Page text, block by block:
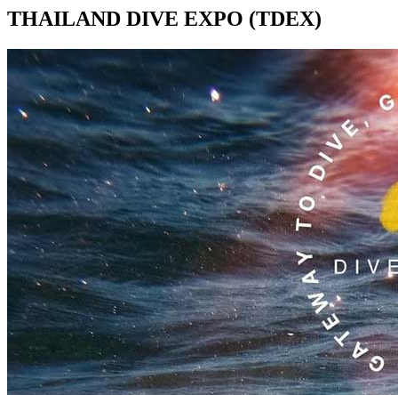
THAILAND DIVE EXPO (TDEX)